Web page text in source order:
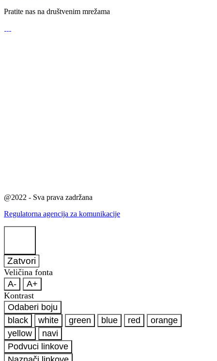
Pratite nas na društvenim mrežama
@2022 - Sva prava zadržana
Regulatorna agencija za komunikacije
Zatvori
Veličina fonta
A-
A+
Kontrast
Odaberi boju
black
white green blue red
orange
yellow
navi
Podvuci linkove